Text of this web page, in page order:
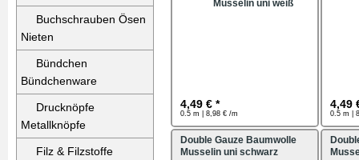
Buchschrauben Ösen
Nieten
Bündchen
Bündchenware
Drucknöpfe
Metallknöpfe
Filz & Filzstoffe
4,49 € *
0.5 m | 8,98 € /m
4,49
0.5 m |
Double Gauze Baumwolle
Musselin uni schwarz